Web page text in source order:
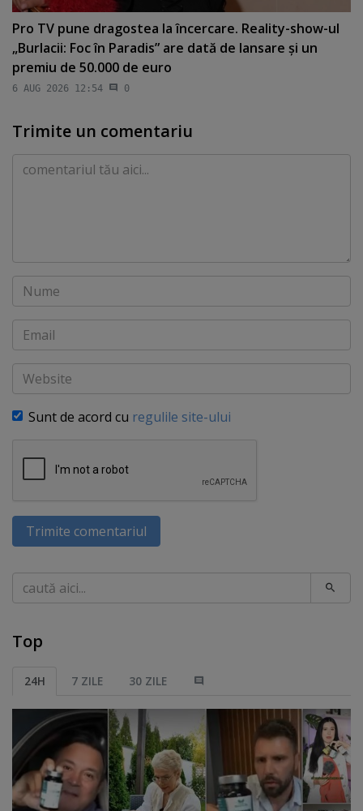
Pro TV pune dragostea la încercare. Reality-show-ul
„Burlacii: Foc în Paradis” are dată de lansare şi un
premiu de 50.000 de euro
6 AUG 2026 12:54 0
Trimite un comentariu
Comentariu
Nume
Email
Website
Sunt de acord cu regulile site-ului
Trimite comentariul
Caută
Top
24H 7 ZILE 30 ZILE